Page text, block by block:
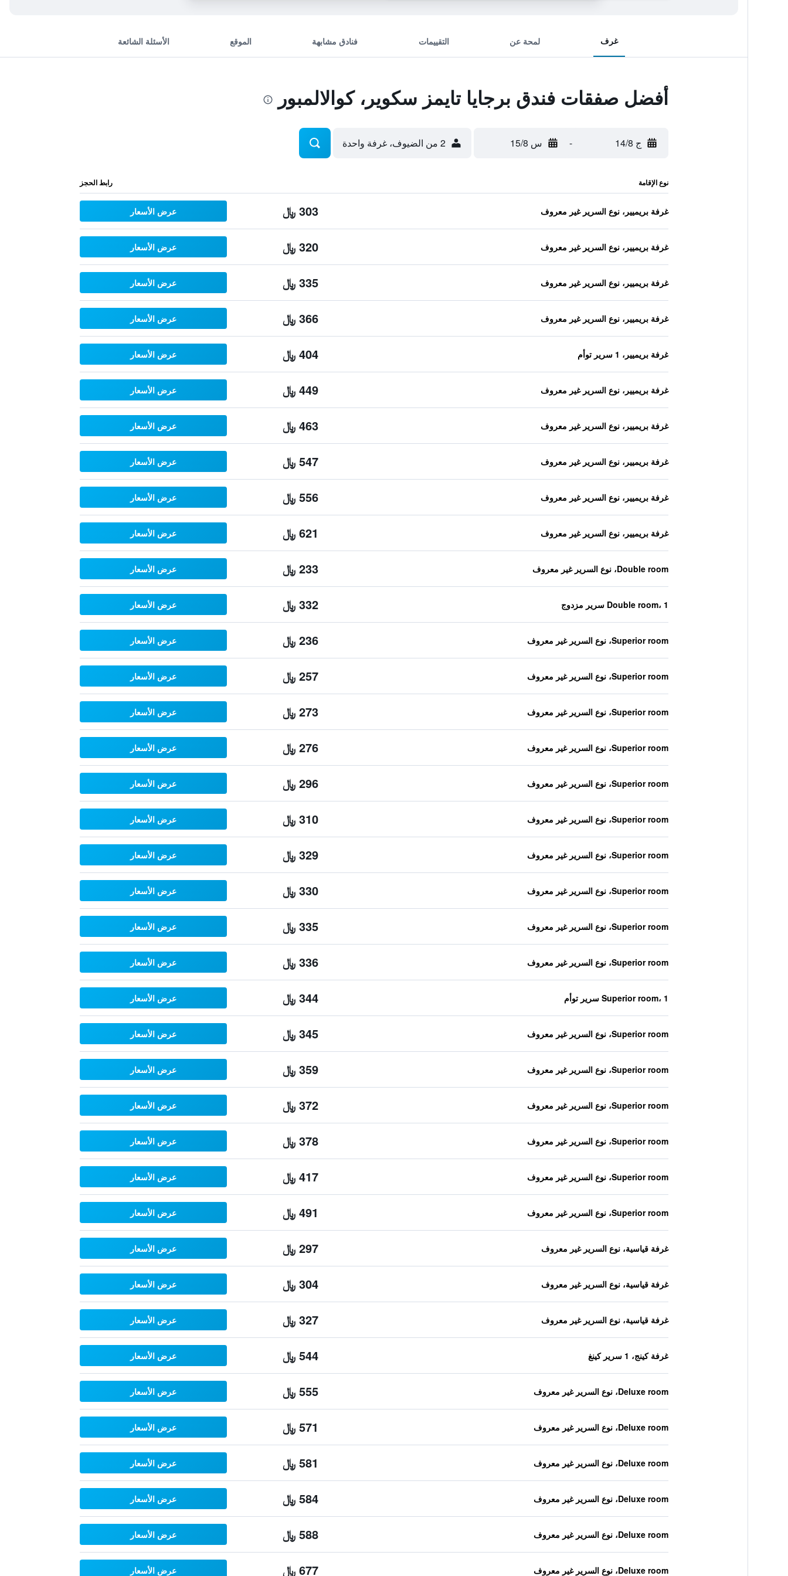
غرف لمحة عن التقييمات فنادق مشابهة الموقع الأسئلة الشائعة
أفضل صفقات فندق برجايا تايمز سكوير، كوالالمبور
ج 14/8 - س 15/8 2 من الضيوف، غرفة واحدة
نوع الإقامة رابط الحجز
غرفة بريميير، نوع السرير غير معروف 303 ﷼ عرض الأسعار
غرفة بريميير، نوع السرير غير معروف 320 ﷼ عرض الأسعار
غرفة بريميير، نوع السرير غير معروف 335 ﷼ عرض الأسعار
غرفة بريميير، نوع السرير غير معروف 366 ﷼ عرض الأسعار
غرفة بريميير، 1 سرير توأم 404 ﷼ عرض الأسعار
غرفة بريميير، نوع السرير غير معروف 449 ﷼ عرض الأسعار
غرفة بريميير، نوع السرير غير معروف 463 ﷼ عرض الأسعار
غرفة بريميير، نوع السرير غير معروف 547 ﷼ عرض الأسعار
غرفة بريميير، نوع السرير غير معروف 556 ﷼ عرض الأسعار
غرفة بريميير، نوع السرير غير معروف 621 ﷼ عرض الأسعار
Double room، نوع السرير غير معروف 233 ﷼ عرض الأسعار
Double room، 1 سرير مزدوج 332 ﷼ عرض الأسعار
Superior room، نوع السرير غير معروف 236 ﷼ عرض الأسعار
Superior room، نوع السرير غير معروف 257 ﷼ عرض الأسعار
Superior room، نوع السرير غير معروف 273 ﷼ عرض الأسعار
Superior room، نوع السرير غير معروف 276 ﷼ عرض الأسعار
Superior room، نوع السرير غير معروف 296 ﷼ عرض الأسعار
Superior room، نوع السرير غير معروف 310 ﷼ عرض الأسعار
Superior room، نوع السرير غير معروف 329 ﷼ عرض الأسعار
Superior room، نوع السرير غير معروف 330 ﷼ عرض الأسعار
Superior room، نوع السرير غير معروف 335 ﷼ عرض الأسعار
Superior room، نوع السرير غير معروف 336 ﷼ عرض الأسعار
Superior room، 1 سرير توأم 344 ﷼ عرض الأسعار
Superior room، نوع السرير غير معروف 345 ﷼ عرض الأسعار
Superior room، نوع السرير غير معروف 359 ﷼ عرض الأسعار
Superior room، نوع السرير غير معروف 372 ﷼ عرض الأسعار
Superior room، نوع السرير غير معروف 378 ﷼ عرض الأسعار
Superior room، نوع السرير غير معروف 417 ﷼ عرض الأسعار
Superior room، نوع السرير غير معروف 491 ﷼ عرض الأسعار
غرفة قياسية، نوع السرير غير معروف 297 ﷼ عرض الأسعار
غرفة قياسية، نوع السرير غير معروف 304 ﷼ عرض الأسعار
غرفة قياسية، نوع السرير غير معروف 327 ﷼ عرض الأسعار
غرفة كينج، 1 سرير كينغ 544 ﷼ عرض الأسعار
Deluxe room، نوع السرير غير معروف 555 ﷼ عرض الأسعار
Deluxe room، نوع السرير غير معروف 571 ﷼ عرض الأسعار
Deluxe room، نوع السرير غير معروف 581 ﷼ عرض الأسعار
Deluxe room، نوع السرير غير معروف 584 ﷼ عرض الأسعار
Deluxe room، نوع السرير غير معروف 588 ﷼ عرض الأسعار
Deluxe room، نوع السرير غير معروف 677 ﷼ عرض الأسعار